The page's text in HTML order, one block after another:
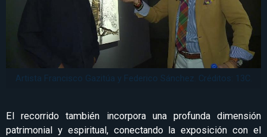
Artista Francisco Gazitúa y Federico Sánchez. Créditos: 13C.
El recorrido también incorpora una profunda dimensión
patrimonial y espiritual, conectando la exposición con el